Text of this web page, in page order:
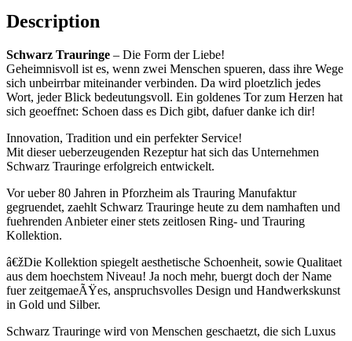
Description
Schwarz Trauringe – Die Form der Liebe!
Geheimnisvoll ist es, wenn zwei Menschen spueren, dass ihre Wege
sich unbeirrbar miteinander verbinden. Da wird ploetzlich jedes
Wort, jeder Blick bedeutungsvoll. Ein goldenes Tor zum Herzen hat
sich geoeffnet: Schoen dass es Dich gibt, dafuer danke ich dir!
Innovation, Tradition und ein perfekter Service!
Mit dieser ueberzeugenden Rezeptur hat sich das Unternehmen
Schwarz Trauringe erfolgreich entwickelt.
Vor ueber 80 Jahren in Pforzheim als Trauring Manufaktur
gegruendet, zaehlt Schwarz Trauringe heute zu dem namhaften und
fuehrenden Anbieter einer stets zeitlosen Ring- und Trauring
Kollektion.
â€žDie Kollektion spiegelt aesthetische Schoenheit, sowie Qualitaet
aus dem hoechstem Niveau! Ja noch mehr, buergt doch der Name
fuer zeitgemaeÃŸes, anspruchsvolles Design und Handwerkskunst
in Gold und Silber.
Schwarz Trauringe wird von Menschen geschaetzt, die sich Luxus